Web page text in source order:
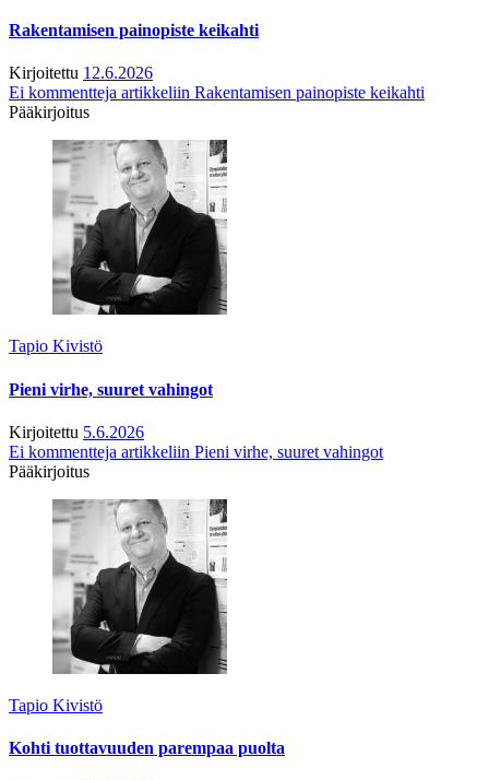
Rakentamisen painopiste keikahti
Kirjoitettu 12.6.2026
Ei kommentteja artikkeliin Rakentamisen painopiste keikahti
Pääkirjoitus
Tapio Kivistö
Pieni virhe, suuret vahingot
Kirjoitettu 5.6.2026
Ei kommentteja artikkeliin Pieni virhe, suuret vahingot
Pääkirjoitus
Tapio Kivistö
Kohti tuottavuuden parempaa puolta